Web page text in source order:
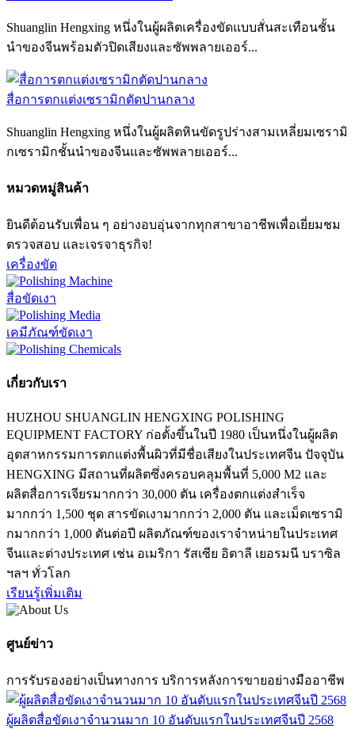
Shuanglin Hengxing หนึ่งในผู้ผลิตเครื่องขัดแบบสั่นสะเทือนชั้น
นำของจีนพร้อมตัวปิดเสียงและซัพพลายเออร์...
สื่อการตกแต่งเซรามิกตัดปานกลาง
Shuanglin Hengxing หนึ่งในผู้ผลิตหินขัดรูปร่างสามเหลี่ยมเซรามิ
กเซรามิกชั้นนำของจีนและซัพพลายเออร์...
หมวดหมู่สินค้า
ยินดีต้อนรับเพื่อน ๆ อย่างอบอุ่นจากทุกสาขาอาชีพเพื่อเยี่ยมชม
ตรวจสอบ และเจรจาธุรกิจ!
เครื่องขัด
สื่อขัดเงา
เคมีภัณฑ์ขัดเงา
เกี่ยวกับเรา
HUZHOU SHUANGLIN HENGXING POLISHING
EQUIPMENT FACTORY ก่อตั้งขึ้นในปี 1980 เป็นหนึ่งในผู้ผลิต
อุตสาหกรรมการตกแต่งพื้นผิวที่มีชื่อเสียงในประเทศจีน ปัจจุบัน
HENGXING มีสถานที่ผลิตซึ่งครอบคลุมพื้นที่ 5,000 M2 และ
ผลิตสื่อการเจียรมากกว่า 30,000 ตัน เครื่องตกแต่งสำเร็จ
มากกว่า 1,500 ชุด สารขัดเงามากกว่า 2,000 ตัน และเม็ดเซรามิ
กมากกว่า 1,000 ตันต่อปี ผลิตภัณฑ์ของเราจำหน่ายในประเทศ
จีนและต่างประเทศ เช่น อเมริกา รัสเซีย อิตาลี เยอรมนี บราซิล
ฯลฯ ทั่วโลก
เรียนรู้เพิ่มเติม
ศูนย์ข่าว
การรับรองอย่างเป็นทางการ บริการหลังการขายอย่างมืออาชีพ
ผู้ผลิตสื่อขัดเงาจำนวนมาก 10 อันดับแรกในประเทศจีนปี 2568